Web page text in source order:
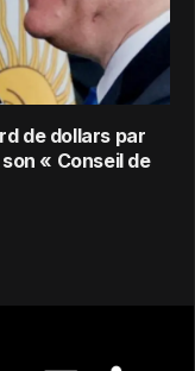
de dollars par
« Conseil de